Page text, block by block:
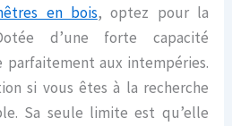
en bois, optez pour la
d’une forte capacité
aux intempéries.
si vous êtes à la recherche
Sa seule limite est qu’elle